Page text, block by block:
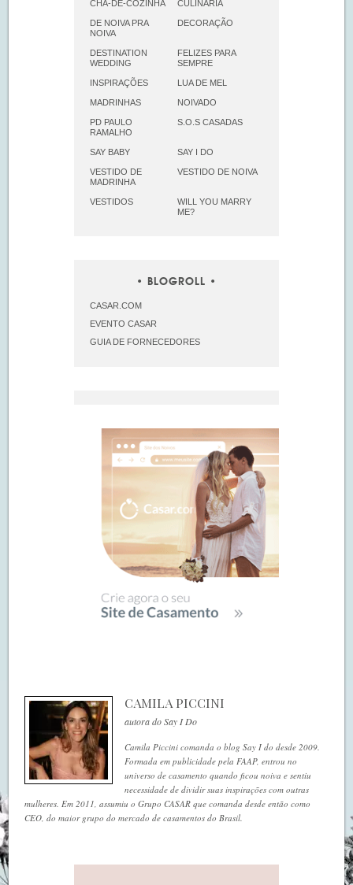
CHÁ-DE-COZINHA CULINÁRIA
DE NOIVA PRA
NOIVA
DECORAÇÃO
DESTINATION
WEDDING
FELIZES PARA
SEMPRE
INSPIRAÇÕES LUA DE MEL
MADRINHAS NOIVADO
PD PAULO
RAMALHO
S.O.S CASADAS
SAY BABY SAY I DO
VESTIDO DE
MADRINHA
VESTIDO DE NOIVA
VESTIDOS
WILL YOU MARRY
ME?
BLOGROLL
CASAR.COM
EVENTO CASAR
GUIA DE FORNECEDORES
CAMILA PICCINI
autora do Say I Do
Camila Piccini comanda o blog Say I do desde 2009.
Formada em publicidade pela FAAP, entrou no
universo de casamento quando ficou noiva e sentiu
necessidade de dividir suas inspirações com outras
mulheres. Em 2011, assumiu o Grupo CASAR que comanda desde então como
CEO, do maior grupo do mercado de casamentos do Brasil.